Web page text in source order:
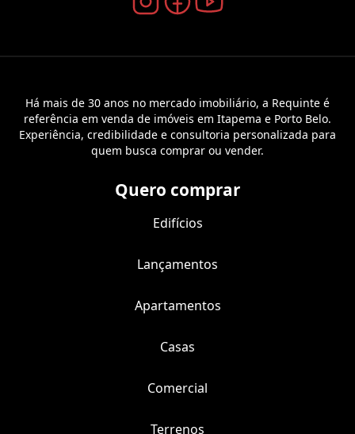
Há mais de 30 anos no mercado imobiliário, a Requinte é
referência em venda de imóveis em Itapema e Porto Belo.
Experiência, credibilidade e consultoria personalizada para
quem busca comprar ou vender.
Quero comprar
Edifícios
Lançamentos
Apartamentos
Casas
Comercial
Terrenos